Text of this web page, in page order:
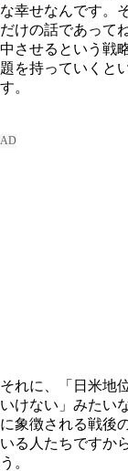
な幸せなんです。
だけの話であって
中させるという戦
題を持っていくと
す。
それに、「日米地
いけない」みたい
に象徴される戦後
いる人たちですか
う。